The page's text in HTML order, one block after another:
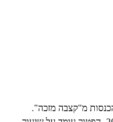
להכנסות מ"קצבה מזכה".